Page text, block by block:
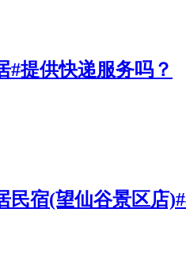
#提供快递服务吗？
民宿(望仙谷景区店